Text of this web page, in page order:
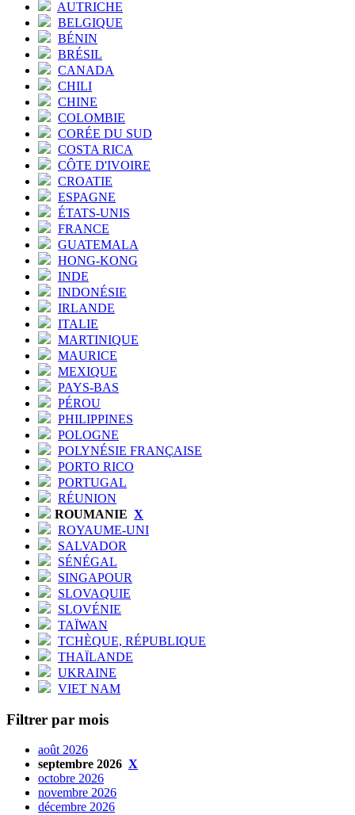
AUTRICHE
BELGIQUE
BÉNIN
BRÉSIL
CANADA
CHILI
CHINE
COLOMBIE
CORÉE DU SUD
COSTA RICA
CÔTE D'IVOIRE
CROATIE
ESPAGNE
ÉTATS-UNIS
FRANCE
GUATEMALA
HONG-KONG
INDE
INDONÉSIE
IRLANDE
ITALIE
MARTINIQUE
MAURICE
MEXIQUE
PAYS-BAS
PÉROU
PHILIPPINES
POLOGNE
POLYNÉSIE FRANÇAISE
PORTO RICO
PORTUGAL
RÉUNION
ROUMANIE X
ROYAUME-UNI
SALVADOR
SÉNÉGAL
SINGAPOUR
SLOVAQUIE
SLOVÉNIE
TAÏWAN
TCHÈQUE, RÉPUBLIQUE
THAÏLANDE
UKRAINE
VIET NAM
Filtrer par mois
août 2026
septembre 2026 X
octobre 2026
novembre 2026
décembre 2026